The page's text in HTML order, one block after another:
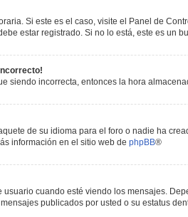
Si este es el caso, visite el Panel de
estar registrado. Si no lo está, este es un
siendo incorrecta, entonces la hora
de su idioma para el foro o nadie ha
información en el sitio web de phpBB®
cuando esté viendo los mensajes.
publicados por usted o su estatus